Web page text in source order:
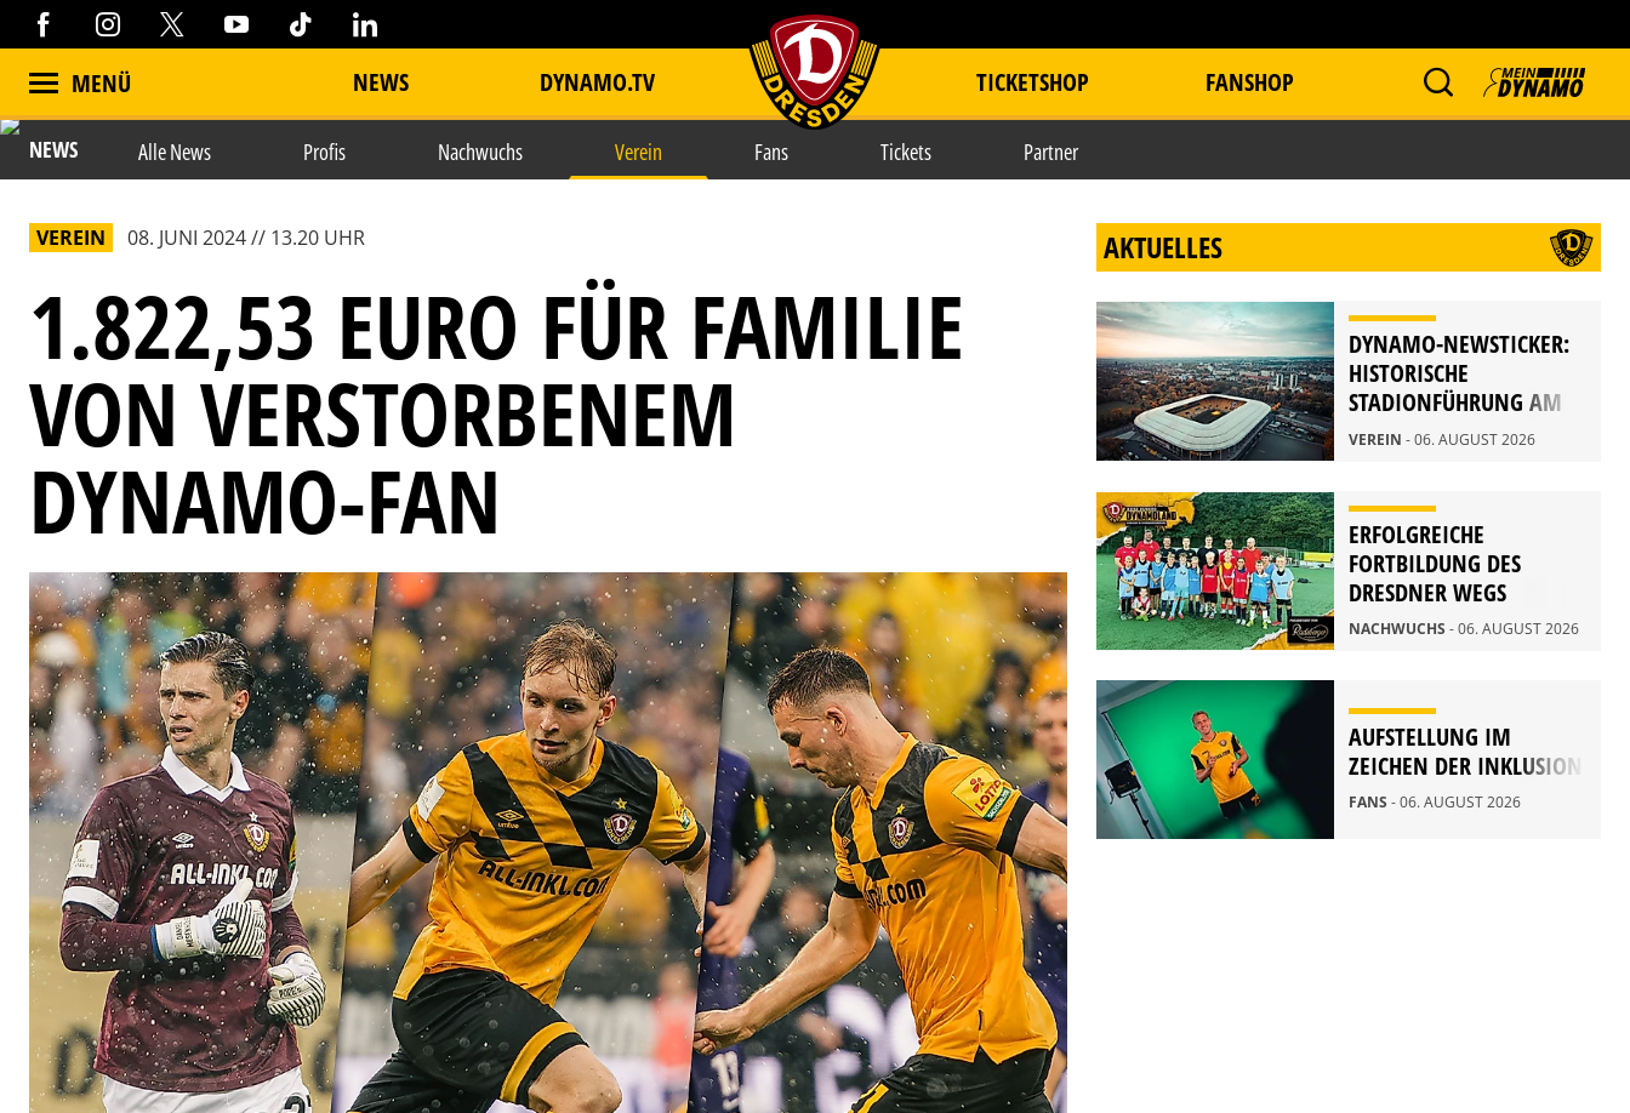
MENÜ NEWS DYNAMO.TV item.title TICKETSHOP FANSHOP
NEWS Alle News Profis Nachwuchs Verein Fans Tickets Partner
VEREIN 08. JUNI 2024 // 13.20 UHR
1.822,53 EURO FÜR FAMILIE
VON VERSTORBENEM
DYNAMO-FAN
AKTUELLES
DYNAMO-NEWSTICKER:
HISTORISCHE
STADIONFÜHRUNG AM
21. AUGUST
VEREIN - 06. AUGUST 2026
ERFOLGREICHE
FORTBILDUNG DES
DRESDNER WEGS
NACHWUCHS - 06. AUGUST 2026
AUFSTELLUNG IM
ZEICHEN DER INKLUSION
FANS - 06. AUGUST 2026